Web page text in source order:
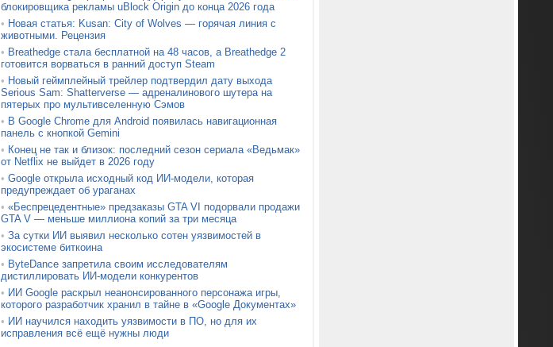
блокировщика рекламы uBlock Origin до конца 2026 года
• Новая статья: Kusan: City of Wolves — горячая линия с
животными. Рецензия
• Breathedge стала бесплатной на 48 часов, а Breathedge 2
готовится ворваться в ранний доступ Steam
• Новый геймплейный трейлер подтвердил дату выхода
Serious Sam: Shatterverse — адреналинового шутера на
пятерых про мультивселенную Сэмов
• В Google Chrome для Android появилась навигационная
панель с кнопкой Gemini
• Конец не так и близок: последний сезон сериала «Ведьмак»
от Netflix не выйдет в 2026 году
• Google открыла исходный код ИИ-модели, которая
предупреждает об ураганах
• «Беспрецедентные» предзаказы GTA VI подорвали продажи
GTA V — меньше миллиона копий за три месяца
• За сутки ИИ выявил несколько сотен уязвимостей в
экосистеме биткоина
• ByteDance запретила своим исследователям
дистиллировать ИИ-модели конкурентов
• ИИ Google раскрыл неанонсированного персонажа игры,
которого разработчик хранил в тайне в «Google Документах»
• ИИ научился находить уязвимости в ПО, но для их
исправления всё ещё нужны люди